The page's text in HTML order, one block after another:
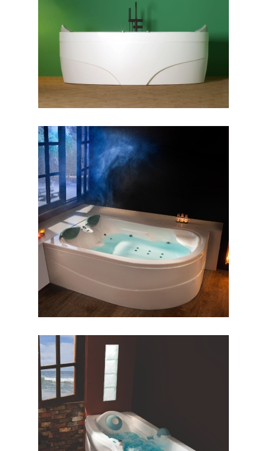
وان جزیره پارمیس
وان آفرودیت
وان البا ۱۷۰